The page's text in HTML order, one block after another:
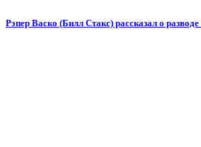
Рэпер Васко (Билл Стакс) рассказал о